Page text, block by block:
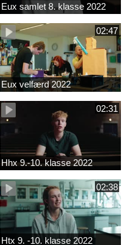
Eux samlet 8. klasse 2022
02:47
Eux velfærd 2022
02:31
Hhx 9.-10. klasse 2022
02:38
Htx 9. -10. klasse 2022